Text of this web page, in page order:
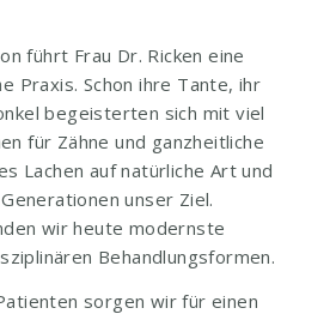
führt Frau Dr. Ricken eine
Praxis. Schon ihre Tante, ihr
begeisterten sich mit viel
für Zähne und ganzheitliche
Lachen auf natürliche Art und
unser Ziel.
wir heute modernste
Behandlungsformen.
sorgen wir für einen